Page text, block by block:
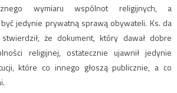
wymiaru wspólnot religijnych, a
jedynie prywatną sprawą obywateli. Ks. da
że dokument, który dawał dobre
religijnej, ostatecznie ujawnił jedynie
które co innego głoszą publicznie, a co